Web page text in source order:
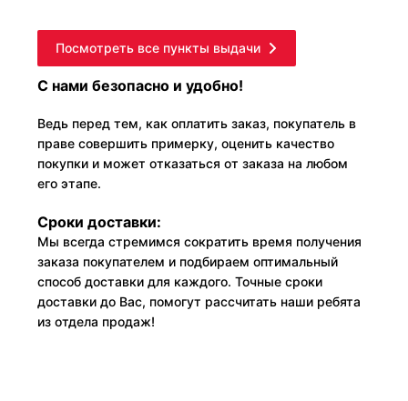
Посмотреть все пункты выдачи
С нами безопасно и удобно!
Ведь перед тем, как оплатить заказ, покупатель в
праве совершить примерку, оценить качество
покупки и может отказаться от заказа на любом
его этапе.
Сроки доставки:
Мы всегда стремимся сократить время получения
заказа покупателем и подбираем оптимальный
способ доставки для каждого. Точные сроки
доставки до Вас, помогут рассчитать наши ребята
из отдела продаж!